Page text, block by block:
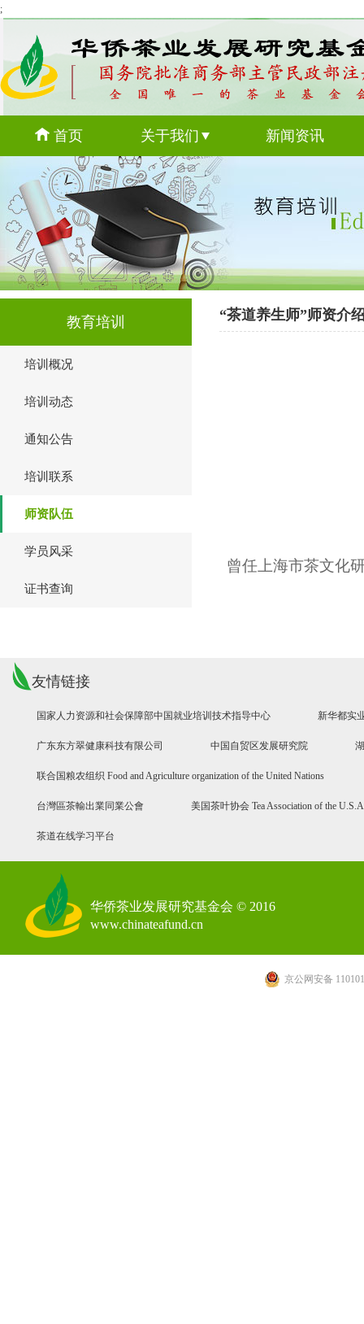
;
首页 关于我们 新闻资讯
教育培训
培训概况
培训动态
通知公告
培训联系
师资队伍
学员风采
证书查询
“茶道养生师”师资介
曾任上海市茶文化
友情链接
国家人力资源和社会保障部中国就业培训技术指导中心 新华都实
广东东方翠健康科技有限公司 中国自贸区发展研究院
联合国粮农组织 Food and Agriculture organization of the United Nations
台灣區茶輸出業同業公會 美国茶叶协会 Tea Association of the U.S.A
茶道在线学习平台
华侨茶业发展研究基金会 © 2016
www.chinateafund.cn
京公网安备